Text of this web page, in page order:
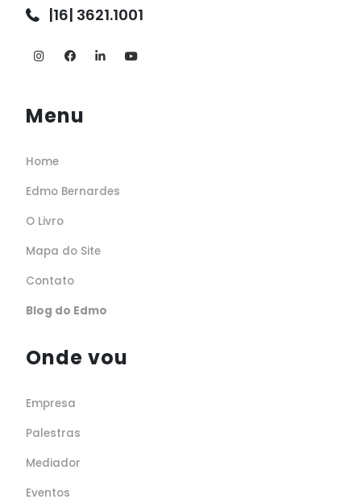
|16| 3621.1001
Menu
Home
Edmo Bernardes
O Livro
Mapa do Site
Contato
Blog do Edmo
Onde vou
Empresa
Palestras
Mediador
Eventos